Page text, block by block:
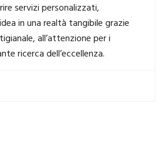
servizi personalizzati,
in una realtà tangibile grazie
all’attenzione per i
ricerca dell’eccellenza.